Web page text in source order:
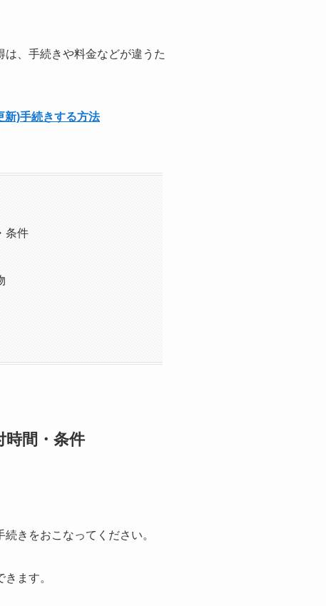
、手続きや料金などが違うた
新)手続きする方法
条件
時間・条件
きをおこなってください。
ます。